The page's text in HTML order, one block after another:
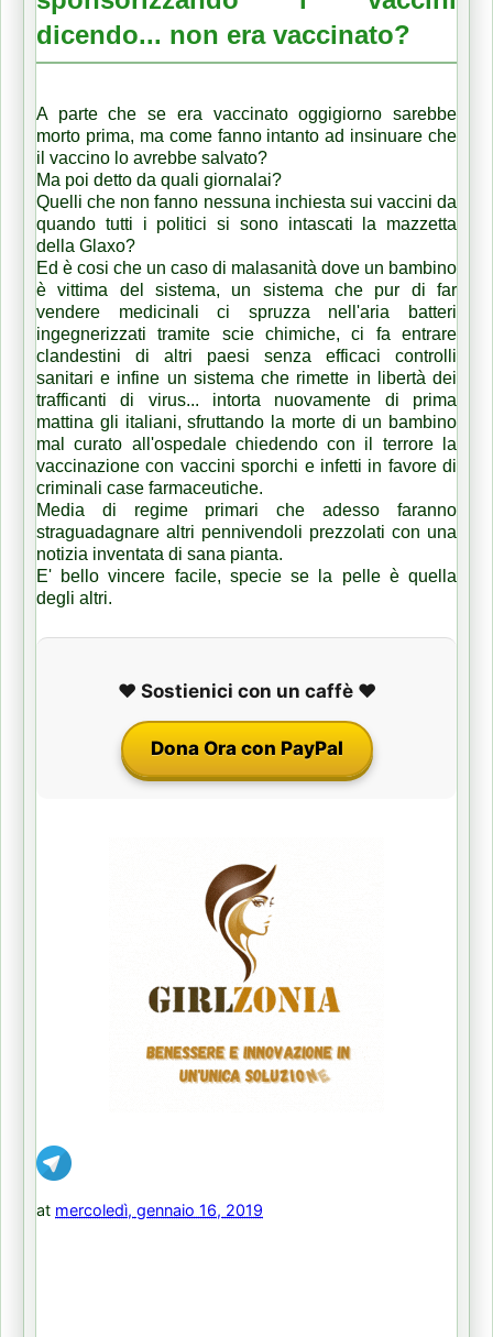
dicendo... non era vaccinato?
A parte che se era vaccinato oggigiorno sarebbe
morto prima, ma come fanno intanto ad insinuare che
il vaccino lo avrebbe salvato?
Ma poi detto da quali giornalai?
Quelli che non fanno nessuna inchiesta sui vaccini da
quando tutti i politici si sono intascati la mazzetta
della Glaxo?
Ed è cosi che un caso di malasanità dove un bambino
è vittima del sistema, un sistema che pur di far
vendere medicinali ci spruzza nell'aria batteri
ingegnerizzati tramite scie chimiche, ci fa entrare
clandestini di altri paesi senza efficaci controlli
sanitari e infine un sistema che rimette in libertà dei
trafficanti di virus... intorta nuovamente di prima
mattina gli italiani, sfruttando la morte di un bambino
mal curato all'ospedale chiedendo con il terrore la
vaccinazione con vaccini sporchi e infetti in favore di
criminali case farmaceutiche.
Media di regime primari che adesso faranno
straguadagnare altri pennivendoli prezzolati con una
notizia inventata di sana pianta.
E' bello vincere facile, specie se la pelle è quella
degli altri.
❤️ Sostienici con un caffè ❤️
Dona Ora con PayPal
at mercoledì, gennaio 16, 2019